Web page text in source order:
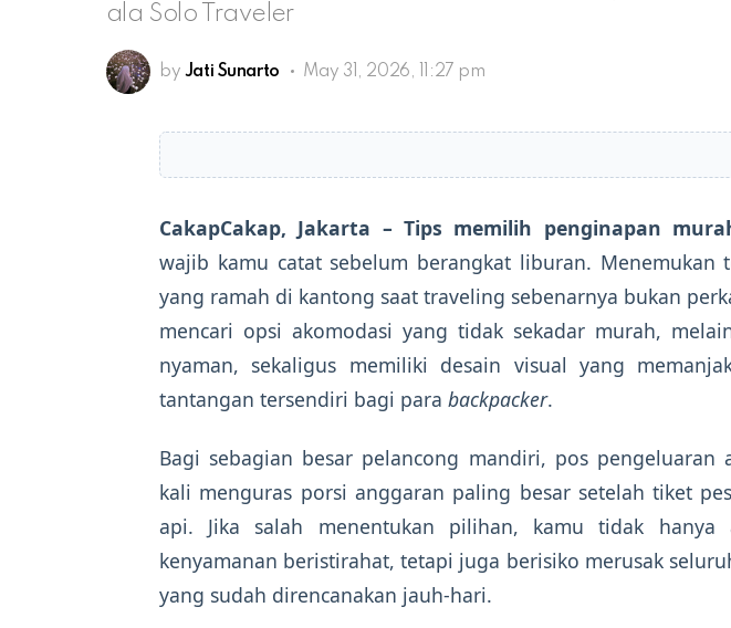
ala Solo Traveler
by Jati Sunarto May 31, 2026, 11:27 pm
CakapCakap, Jakarta – Tips memilih penginapan
wajib kamu catat sebelum berangkat liburan. Menemukan
yang ramah di kantong saat traveling sebenarnya bukan
mencari opsi akomodasi yang tidak sekadar murah,
nyaman, sekaligus memiliki desain visual yang
tantangan tersendiri bagi para backpacker.
Bagi sebagian besar pelancong mandiri, pos pengeluaran
kali menguras porsi anggaran paling besar setelah tiket
api. Jika salah menentukan pilihan, kamu tidak hanya
kenyamanan beristirahat, tetapi juga berisiko merusak
yang sudah direncanakan jauh-hari.